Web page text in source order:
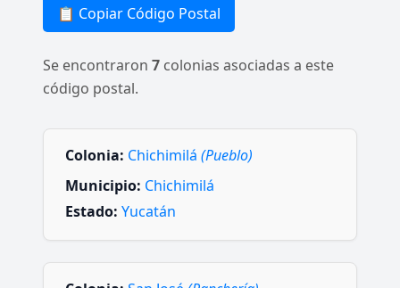
📋 Copiar Código Postal
Se encontraron 7 colonias asociadas a este
código postal.
Colonia: Chichimilá (Pueblo)
Municipio: Chichimilá
Estado: Yucatán